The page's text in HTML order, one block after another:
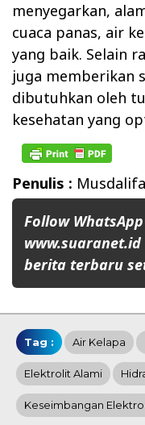
menyegarkan,
cuaca panas, air
yang baik. Selain
juga memberikan
dibutuhkan oleh
kesehatan yang
Penulis :
Follow
berita terbaru
Tag : Air Kelapa
Elektrolit Alami
Keseimbangan